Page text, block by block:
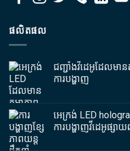
ផលិតផល
ជញ្ជាំងវីដេអូដែលមាន
ការបង្ហាញ
អេក្រង់ LED
ការបង្ហាញវីដេអូផ្សា